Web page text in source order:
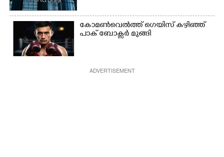
കോമൺവെൽത്ത് ഗെയിസ് കഴിഞ്ഞ്
പാക് ബോക്സർ മുങ്ങി
ADVERTISEMENT